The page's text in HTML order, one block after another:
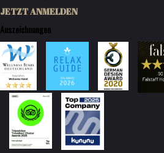
JETZT ANMELDEN
Auszeichnungen